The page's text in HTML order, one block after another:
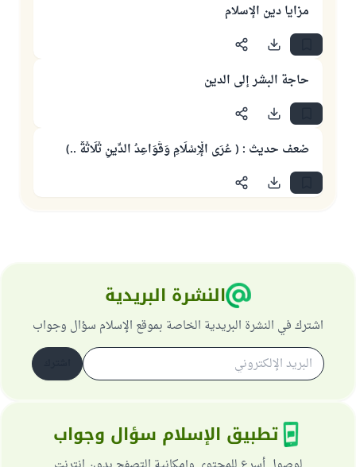
مزايا دين الإسلام
حاجة البشر إلى الدين
ضعف حديث : ( عُرَى الْإِسْلَامِ وَقَوَاعِدُ الدِّينِ ثَلَاثَةٌ ..)
النشرة البريدية
اشترك في النشرة البريدية الخاصة بموقع الإسلام سؤال وجواب
تطبيق الإسلام سؤال وجواب